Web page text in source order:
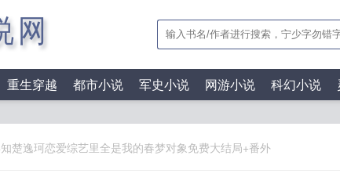
网
重生穿越 都市小说 军史小说 网游小说 科幻小说
楚逸珂恋爱综艺里全是我的春梦对象免费大结局+番外